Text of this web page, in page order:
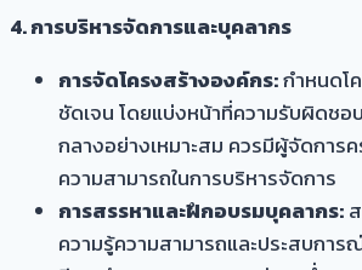
4. การบริหารจัดการและบุคลากร
การจัดโครงสร้างองค์กร:กำหนดโ
ชัดเจน โดยแบ่งหน้าที่ความรับผิดชอ
กลางอย่างเหมาะสม ควรมีผู้จัดการ
ความสามารถในการบริหารจัดการ
การสรรหาและฝึกอบรมบุคลากร:
ความรู้ความสามารถและประสบการ